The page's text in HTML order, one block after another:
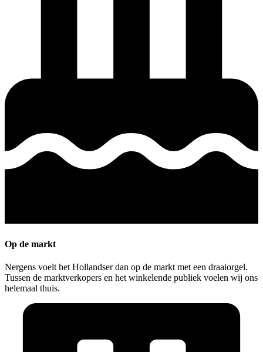
Op de markt
Nergens voelt het Hollandser dan op de markt met een draaiorgel.
Tussen de marktverkopers en het winkelende publiek voelen wij ons
helemaal thuis.